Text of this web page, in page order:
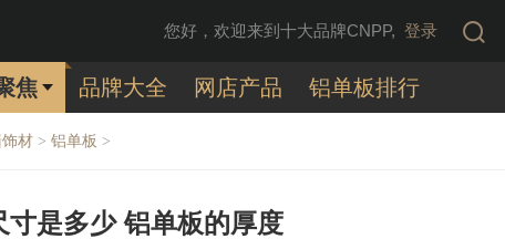
您好，欢迎来到十大品牌CNPP, 登录
焦 品牌大全 网店产品 铝单板排行
材 > 铝单板 >
寸是多少 铝单板的厚度